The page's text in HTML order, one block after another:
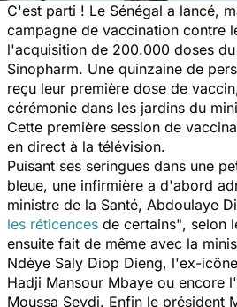
C'est parti ! Le Sénégal a lancé,
campagne de vaccination contre
l'acquisition de 200.000 doses
Sinopharm. Une quinzaine de
reçu leur première dose de
cérémonie dans les jardins du
Cette première session de
en direct à la télévision.
Puisant ses seringues dans une
bleue, une infirmière a d'abord
ministre de la Santé, Abdoulaye
les réticences de certains", selon
ensuite fait de même avec la
Ndèye Saly Diop Dieng, l'ex-
Hadji Mansour Mbaye ou encore
Moussa Seydi. Enfin le président